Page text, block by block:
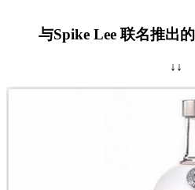
与Spike Lee 联名推出
↓↓